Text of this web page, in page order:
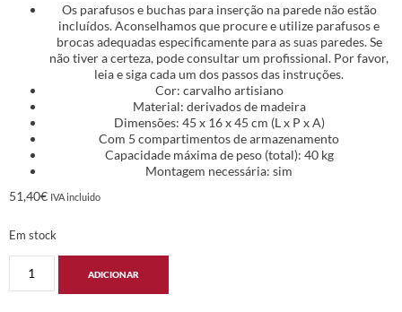
Os parafusos e buchas para inserção na parede não estão
incluídos. Aconselhamos que procure e utilize parafusos e
brocas adequadas especificamente para as suas paredes. Se
não tiver a certeza, pode consultar um profissional. Por favor,
leia e siga cada um dos passos das instruções.
Cor: carvalho artisiano
Material: derivados de madeira
Dimensões: 45 x 16 x 45 cm (L x P x A)
Com 5 compartimentos de armazenamento
Capacidade máxima de peso (total): 40 kg
Montagem necessária: sim
51,40€ IVA incluido
Em stock
ADICIONAR